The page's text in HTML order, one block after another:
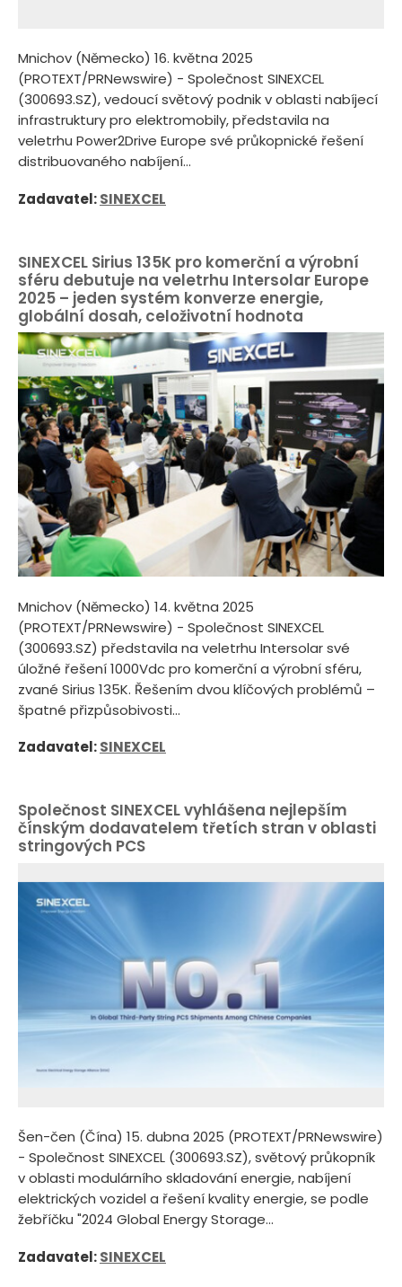
Mnichov (Německo) 16. května 2025
(PROTEXT/PRNewswire) - Společnost SINEXCEL
(300693.SZ), vedoucí světový podnik v oblasti nabíjecí
infrastruktury pro elektromobily, představila na
veletrhu Power2Drive Europe své průkopnické řešení
distribuovaného nabíjení...
Zadavatel:SINEXCEL
SINEXCEL Sirius 135K pro komerční a výrobní
sféru debutuje na veletrhu Intersolar Europe
2025 – jeden systém konverze energie,
globální dosah, celoživotní hodnota
Mnichov (Německo) 14. května 2025
(PROTEXT/PRNewswire) - Společnost SINEXCEL
(300693.SZ) představila na veletrhu Intersolar své
úložné řešení 1000Vdc pro komerční a výrobní sféru,
zvané Sirius 135K. Řešením dvou klíčových problémů –
špatné přizpůsobivosti...
Zadavatel:SINEXCEL
Společnost SINEXCEL vyhlášena nejlepším
čínským dodavatelem třetích stran v oblasti
stringových PCS
Šen-čen (Čína) 15. dubna 2025 (PROTEXT/PRNewswire)
- Společnost SINEXCEL (300693.SZ), světový průkopník
v oblasti modulárního skladování energie, nabíjení
elektrických vozidel a řešení kvality energie, se podle
žebříčku "2024 Global Energy Storage...
Zadavatel:SINEXCEL